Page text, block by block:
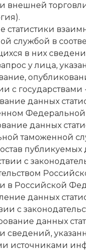
внешней
статистики
службой в
в них
у лица,
с государствами
данных
данных
таможенной
с
в Российской
данных
с
данных
сведений,
источниками